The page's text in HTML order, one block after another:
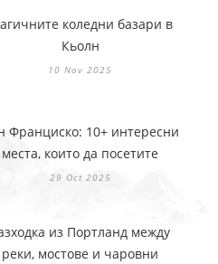
коледни базари в
Кьолн
10 Nov 2025
Франциско: 10+ интересни
места, които да посетите
29 Oct 2025
из Портланд между
реки, мостове и чаровни